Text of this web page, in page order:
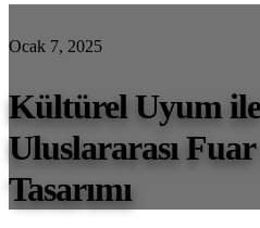
Ocak 7, 2025
Kültürel Uyum
Uluslararası Fuar
Tasarımı